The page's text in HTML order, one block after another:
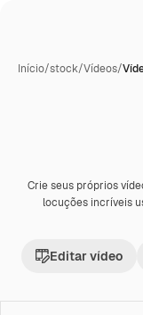
Início/stock/Vídeos/
PremiumGerada com
Crie seus próprios
locuções incríveis
Editar vídeo